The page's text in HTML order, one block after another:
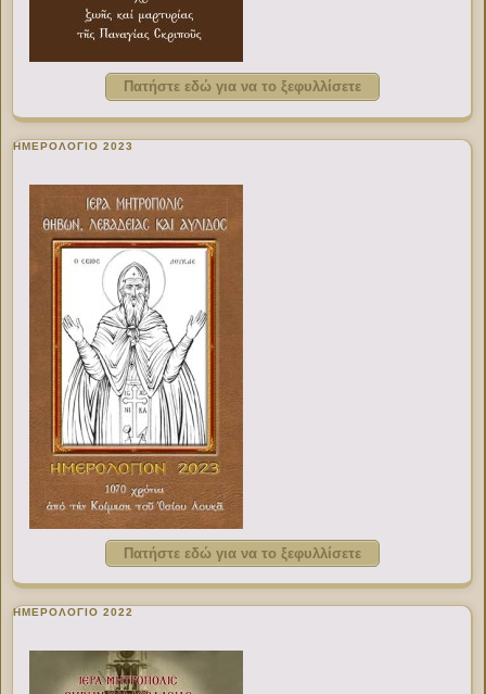
Πατήστε εδώ για να το ξεφυλλίσετε
ΗΜΕΡΟΛΟΓΙΟ 2023
Πατήστε εδώ για να το ξεφυλλίσετε
ΗΜΕΡΟΛΟΓΙΟ 2022